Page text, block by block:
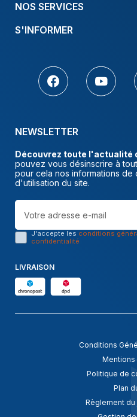
NOS SERVICES
S'INFORMER
NEWSLETTER
Découvrez toute l'actualité
pouvez vous désinscrire à
pour cela nos informations de
d'utilisation du site.
J'accepte les conditions
confidentialité
LIVRAISON
Conditions
Mentions
Politique de
Plan
Règlement